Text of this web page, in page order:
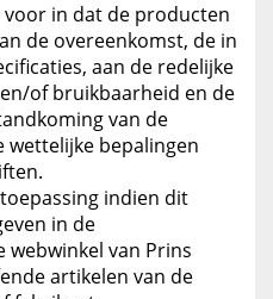
voor in dat de producten
de overeenkomst, de in
aan de redelijke
of bruikbaarheid en de
van de
wettelijke bepalingen
indien dit
in de
van Prins
artikelen van de